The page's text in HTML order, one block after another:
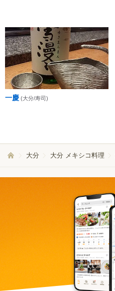
一慶 (大分/寿司)
大分 大分 メキシコ料理